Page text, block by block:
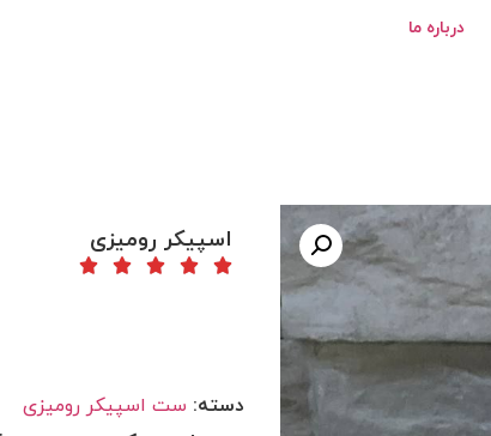
درباره ما
اسپیکر رومیزی
دسته: ست اسپیکر رومیزی